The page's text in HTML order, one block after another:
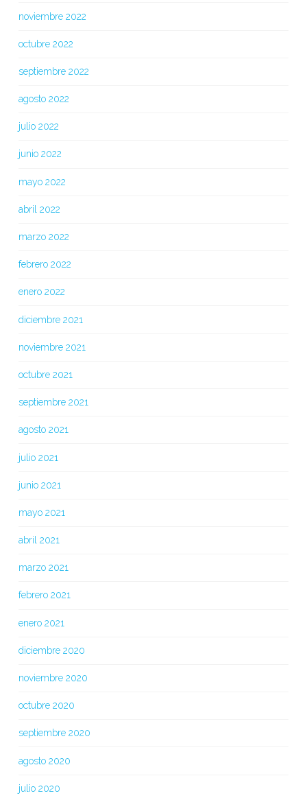
noviembre 2022
octubre 2022
septiembre 2022
agosto 2022
julio 2022
junio 2022
mayo 2022
abril 2022
marzo 2022
febrero 2022
enero 2022
diciembre 2021
noviembre 2021
octubre 2021
septiembre 2021
agosto 2021
julio 2021
junio 2021
mayo 2021
abril 2021
marzo 2021
febrero 2021
enero 2021
diciembre 2020
noviembre 2020
octubre 2020
septiembre 2020
agosto 2020
julio 2020